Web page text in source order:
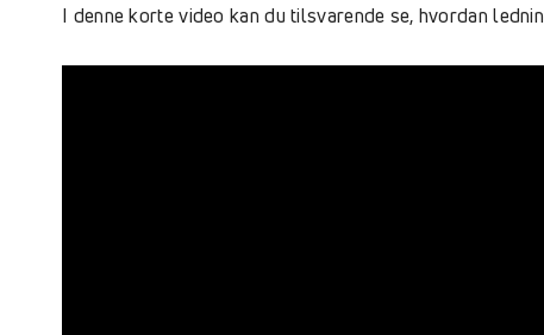
I denne korte video kan du tilsvarende se, hvordan